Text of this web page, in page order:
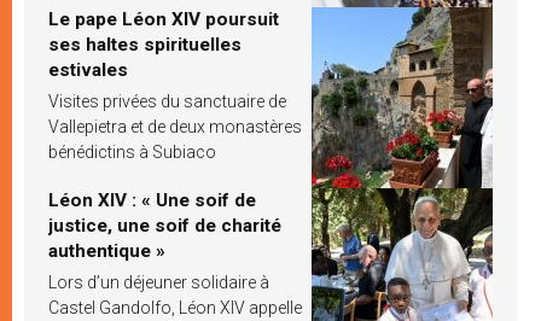
Le pape Léon XIV poursuit
ses haltes spirituelles
estivales
Visites privées du sanctuaire de
Vallepietra et de deux monastères
bénédictins à Subiaco
Léon XIV : « Une soif de
justice, une soif de charité
authentique »
Lors d’un déjeuner solidaire à
Castel Gandolfo, Léon XIV appelle